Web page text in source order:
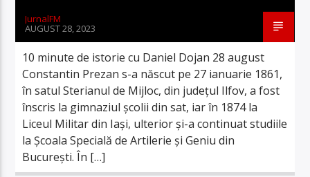
JurnalFM
AUGUST 28, 2023
10 minute de istorie cu Daniel Dojan 28 august
Constantin Prezan s-a născut pe 27 ianuarie 1861,
în satul Sterianul de Mijloc, din județul Ilfov, a fost
înscris la gimnaziul școlii din sat, iar în 1874 la
Liceul Militar din Iași, ulterior și-a continuat studiile
la Școala Specială de Artilerie și Geniu din
București. În […]